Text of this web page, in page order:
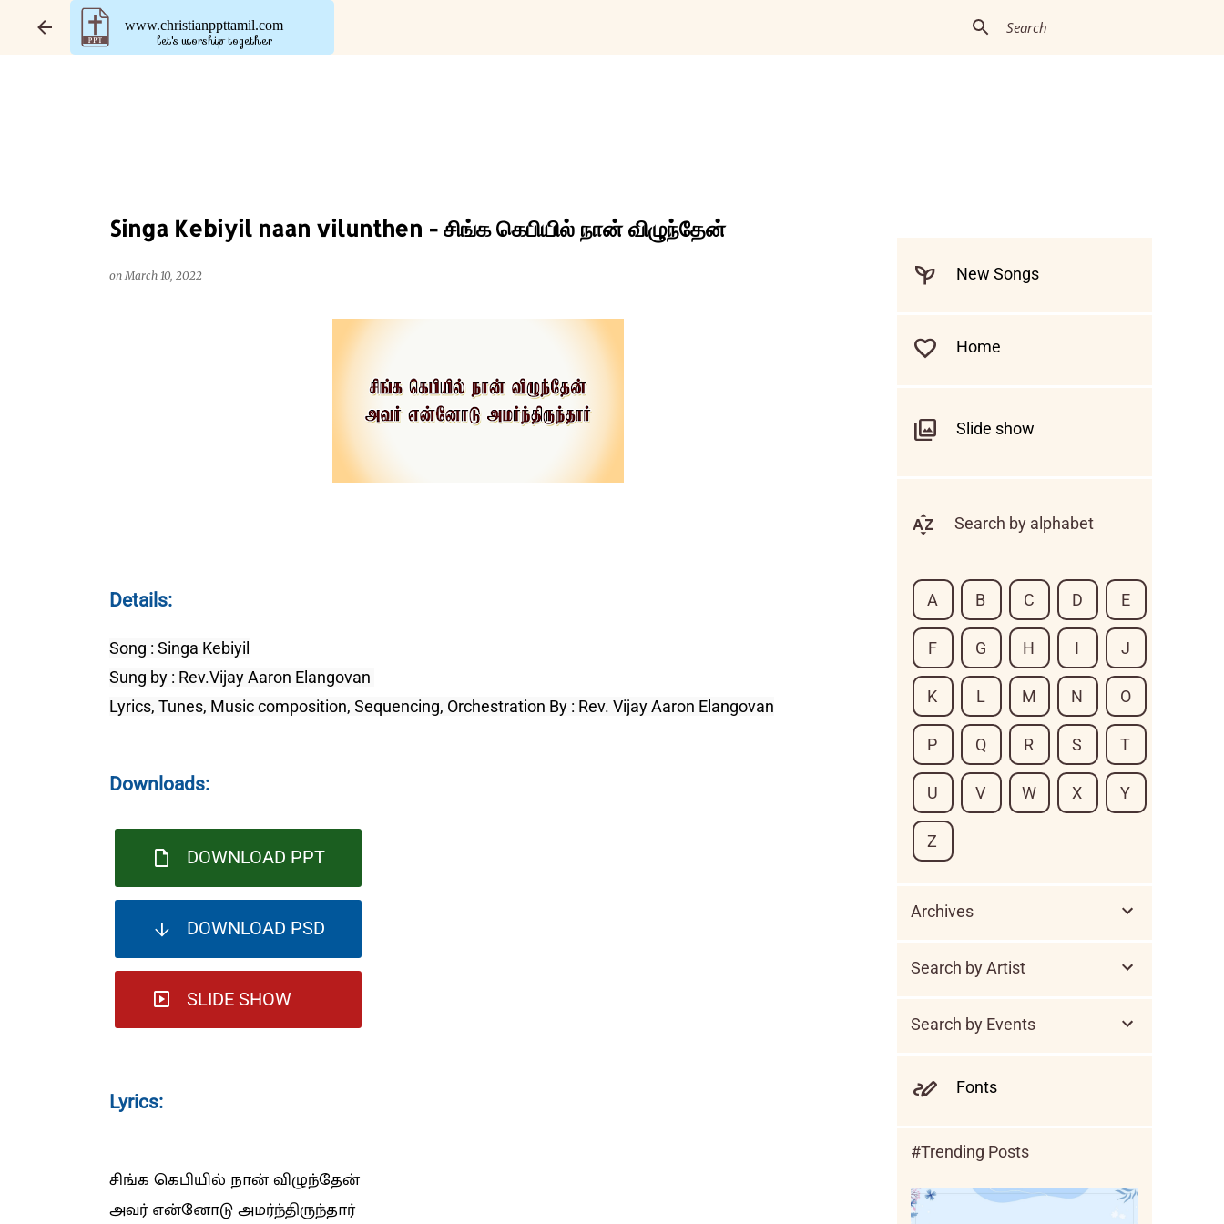
www.christianppttamil.com
let's worship together
Singa Kebiyil naan vilunthen - சிங்க கெபியில் நான் விழுந்தேன்
onMarch 10, 2022
Details:
Song : Singa Kebiyil
Sung by : Rev.Vijay Aaron Elangovan
Lyrics, Tunes, Music composition, Sequencing, Orchestration By : Rev. Vijay Aaron Elangovan
Downloads:
DOWNLOAD PPT
DOWNLOAD PSD
SLIDE SHOW
Lyrics:
சிங்க கெபியில் நான் விழுந்தேன்
அவர் என்னோடு அமர்ந்திருந்தார்
New Songs
Home
Slide show
Search by alphabet
A B C D E
F G H I J
K L M N O
P Q R S T
U V W X Y
Z
Archives
Search by Artist
Search by Events
Fonts
#Trending Posts